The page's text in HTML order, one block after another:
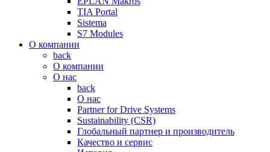
TIA Portal
Sistema
S7 Modules
О компании
back
О компании
О нас
back
О нас
Partner for Drive Systems
Sustainability (CSR)
Глобальный партнер и производитель
Качество и сервис